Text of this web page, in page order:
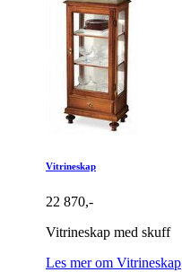
Vitrineskap
22 870,-
Vitrineskap med skuff
Les mer om Vitrineskap